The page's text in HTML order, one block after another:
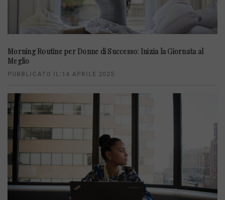
Morning Routine per Donne di Successo: Inizia la Giornata al
Meglio
PUBBLICATO IL:14 APRILE 2025